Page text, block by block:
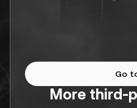
Go
More third-